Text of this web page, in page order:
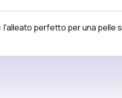
l'alleato perfetto per una pelle